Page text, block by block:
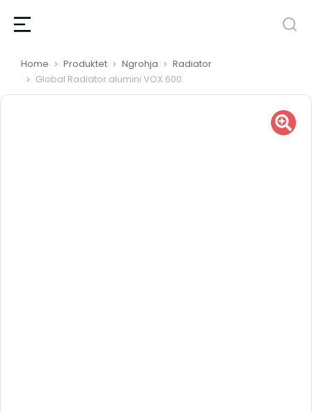
You are here:
Home Produktet Ngrohja
Radiator
Global Radiator alumini VOX 600